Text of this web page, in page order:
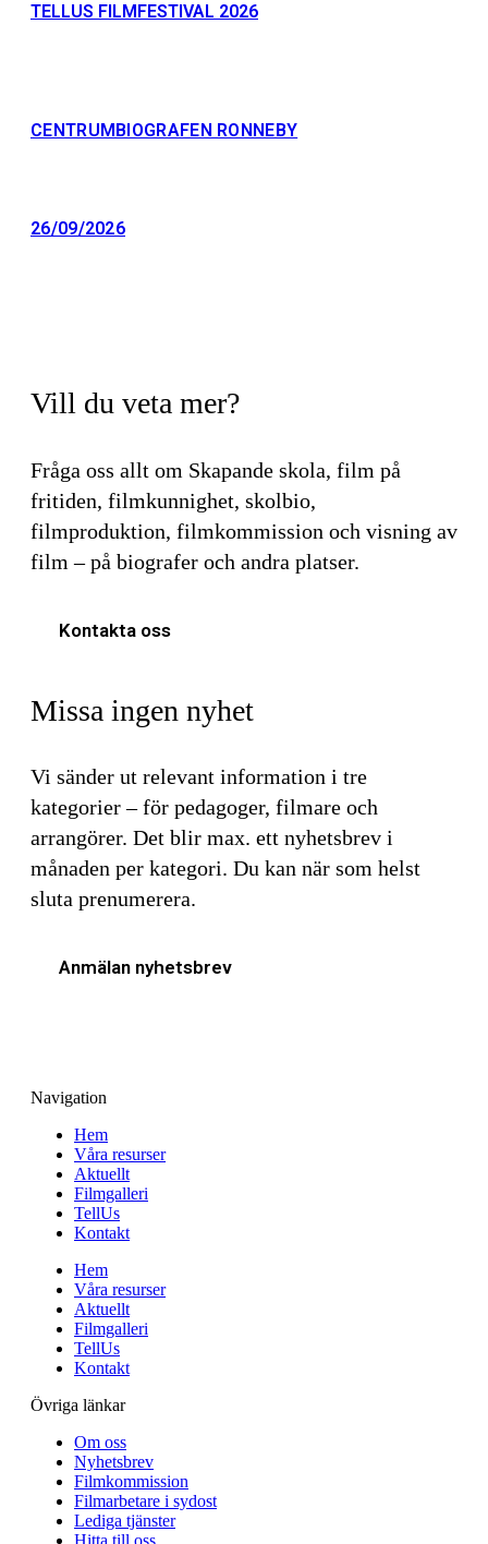
TELLUS FILMFESTIVAL 2026
CENTRUMBIOGRAFEN RONNEBY
26/09/2026
Vill du veta mer?
Fråga oss allt om Skapande skola, film på
fritiden, filmkunnighet, skolbio,
filmproduktion, filmkommission och visning av
film – på biografer och andra platser.
Kontakta oss
Missa ingen nyhet
Vi sänder ut relevant information i tre
kategorier – för pedagoger, filmare och
arrangörer. Det blir max. ett nyhetsbrev i
månaden per kategori. Du kan när som helst
sluta prenumerera.
Anmälan nyhetsbrev
Navigation
Hem
Våra resurser
Aktuellt
Filmgalleri
TellUs
Kontakt
Hem
Våra resurser
Aktuellt
Filmgalleri
TellUs
Kontakt
Övriga länkar
Om oss
Nyhetsbrev
Filmkommission
Filmarbetare i sydost
Lediga tjänster